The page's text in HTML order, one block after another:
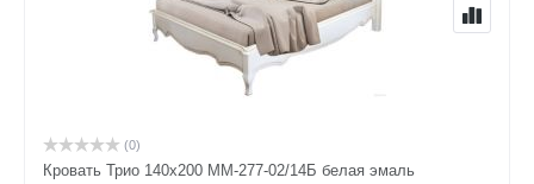
(0)
Кровать Трио 140х200 ММ-277-02/14Б белая эмаль